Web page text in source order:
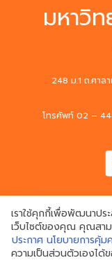
มหาวิ
248 ม.1 ถ.ศา
โทรศัพท์ 02 –
© 2020 Mahamakut
เราใช้คุกกี้เพื่อพัฒนาปร
เว็บไซต์ของคุณ คุณสาม
ประกาศ นโยบายการคุ้
ความเป็นส่วนตัวเองไ